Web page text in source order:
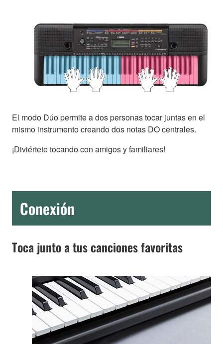
El modo Dúo permite a dos personas tocar juntas en el
mismo instrumento creando dos notas DO centrales.
¡Diviértete tocando con amigos y familiares!
Conexión
Toca junto a tus canciones favoritas